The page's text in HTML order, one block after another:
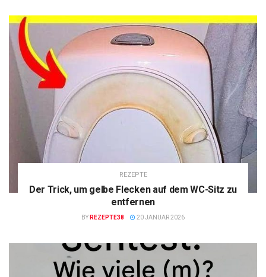
REZEPTE
Der Trick, um gelbe Flecken auf dem WC-Sitz zu
entfernen
BY REZEPTE38 20 JANUAR 2026